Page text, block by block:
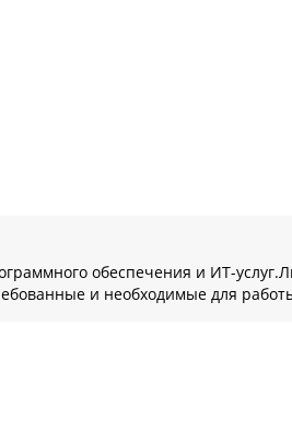
обеспечения и ИТ-
и необходимые для